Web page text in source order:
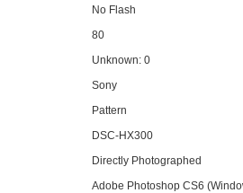
No Flash
80
Unknown: 0
Sony
Pattern
DSC-HX300
Directly Photographed
Adobe Photoshop CS6